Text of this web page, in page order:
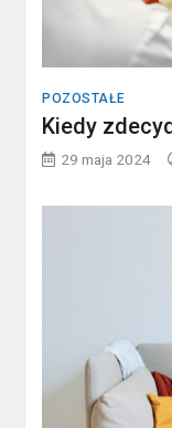
POZOSTAŁE
Kiedy
29 maja 2024